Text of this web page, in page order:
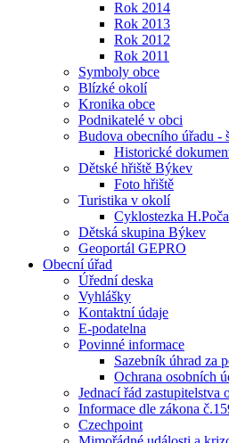
Rok 2014
Rok 2013
Rok 2012
Rok 2011
Symboly obce
Blízké okolí
Kronika obce
Podnikatelé v obci
Budova obecního úřadu -
Historické
Dětské hřiště Býkev
Foto hřiště
Turistika v okolí
Cyklostezka
Dětská skupina Býkev
Geoportál GEPRO
Obecní úřad
Úřední deska
Vyhlášky
Kontaktní údaje
E-podatelna
Povinné informace
Sazebník úhrad za
Ochrana osobních
Jednací řád zastupitelstva
Informace dle zákona
Czechpoint